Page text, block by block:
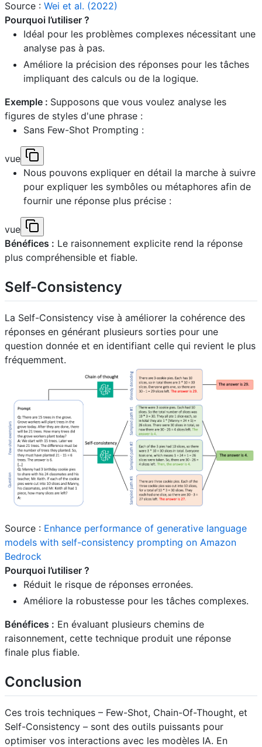
Source : Wei et al. (2022)
Pourquoi l’utiliser ?
Idéal pour les problèmes complexes nécessitant une
analyse pas à pas.
Améliore la précision des réponses pour les tâches
impliquant des calculs ou de la logique.
Exemple : Supposons que vous voulez analyse les
figures de styles d'une phrase :
Sans Few-Shot Prompting :
vue
Nous pouvons expliquer en détail la marche à suivre
pour expliquer les symbôles ou métaphores afin de
fournir une réponse plus précise :
vue
Bénéfices : Le raisonnement explicite rend la réponse
plus compréhensible et fiable.
Self-Consistency
La Self-Consistency vise à améliorer la cohérence des
réponses en générant plusieurs sorties pour une
question donnée et en identifiant celle qui revient le plus
fréquemment.
Source : Enhance performance of generative language
models with self-consistency prompting on Amazon
Bedrock
Pourquoi l’utiliser ?
Réduit le risque de réponses erronées.
Améliore la robustesse pour les tâches complexes.
Bénéfices : En évaluant plusieurs chemins de
raisonnement, cette technique produit une réponse
finale plus fiable.
Conclusion
Ces trois techniques – Few-Shot, Chain-Of-Thought, et
Self-Consistency – sont des outils puissants pour
optimiser vos interactions avec les modèles IA. En